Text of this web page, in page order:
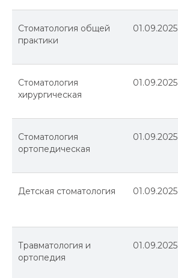
Стоматология общей
практики
01.09.2025
Стоматология
хирургическая
01.09.2025
Стоматология
ортопедическая
01.09.2025
Детская стоматология 01.09.2025
Травматология и
ортопедия
01.09.2025